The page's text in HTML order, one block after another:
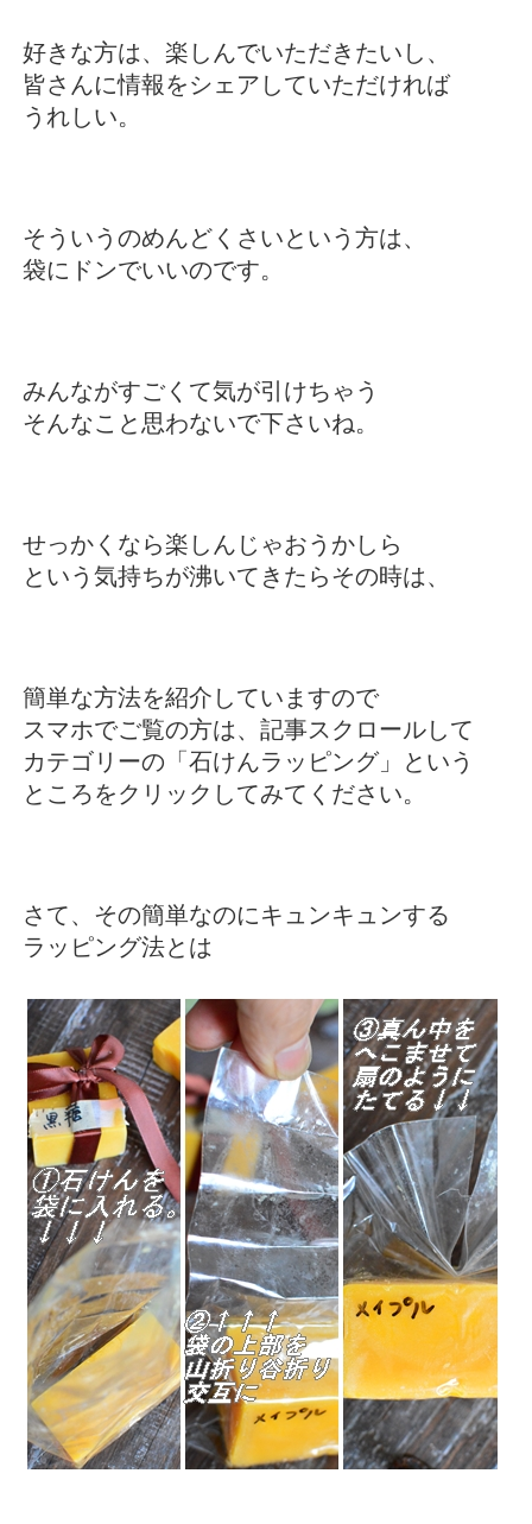
好きな方は、楽しんでいただきたいし、
皆さんに情報をシェアしていただければ
うれしい。
そういうのめんどくさいという方は、
袋にドンでいいのです。
みんながすごくて気が引けちゃう
そんなこと思わないで下さいね。
せっかくなら楽しんじゃおうかしら
という気持ちが沸いてきたらその時は、
簡単な方法を紹介していますので
スマホでご覧の方は、記事スクロールして
カテゴリーの「石けんラッピング」という
ところをクリックしてみてください。
さて、その簡単なのにキュンキュンする
ラッピング法とは